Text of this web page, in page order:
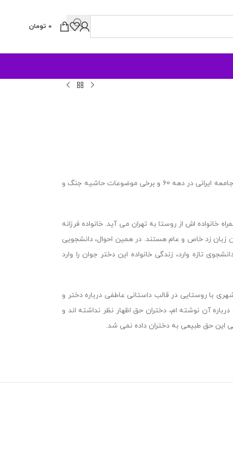
0 تومان
توضیحات: محور اصلی این رمان درباره وضعیت اجتماعی و فرهنگی برخی اقشار جامعه ایرانی در دهه 60 و برخی موضوعات حاشیه جنگ و
خانواده اش از روستا به تهران می آید. خانواده فرزانه
زبان زد خاص و عام هستند. در همین احوال، دانشجویی
تازه وارد، زندگی خانواده این دختر جوان را وارد
با روستایی در قالب داستانی عاطفی درباره دختر و
آن نوشته ام، دختران حق اظهار نظر نداشته اند و
این حق طبیعی به دختران داده نمی شد.